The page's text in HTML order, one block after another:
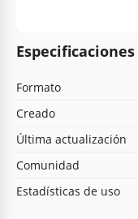
Formato
Creado
Última actualización
Comunidad
Estadísticas de uso